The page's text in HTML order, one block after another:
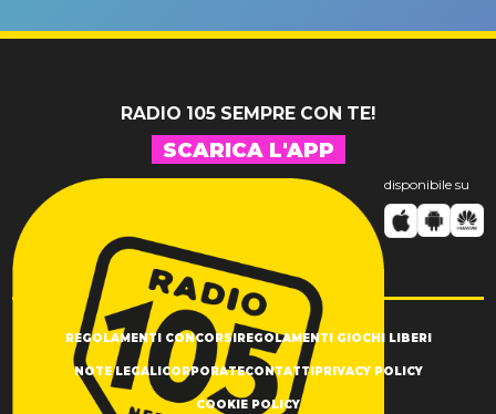
RADIO 105 SEMPRE CON TE!
SCARICA L'APP
disponibile su
REGOLAMENTI CONCORSI REGOLAMENTI GIOCHI LIBERI
NOTE LEGALI CORPORATECONTATTI PRIVACY POLICY
COOKIE POLICY